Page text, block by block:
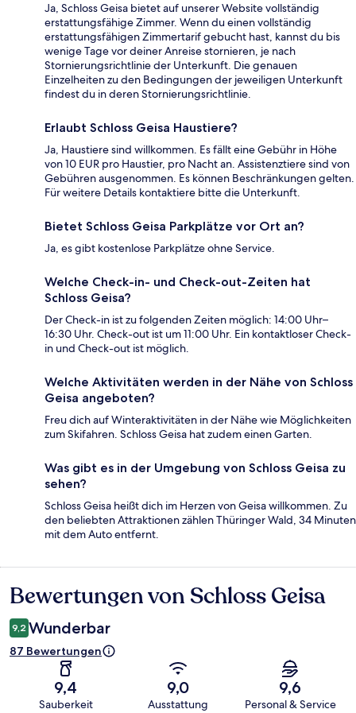
Ja, Schloss Geisa bietet auf unserer Website vollständig
erstattungsfähige Zimmer. Wenn du einen vollständig
erstattungsfähigen Zimmertarif gebucht hast, kannst du bis
wenige Tage vor deiner Anreise stornieren, je nach
Stornierungsrichtlinie der Unterkunft. Die genauen
Einzelheiten zu den Bedingungen der jeweiligen Unterkunft
findest du in deren Stornierungsrichtlinie.
Erlaubt Schloss Geisa Haustiere?
Ja, Haustiere sind willkommen. Es fällt eine Gebühr in Höhe
von 10 EUR pro Haustier, pro Nacht an. Assistenztiere sind von
Gebühren ausgenommen. Es können Beschränkungen gelten.
Für weitere Details kontaktiere bitte die Unterkunft.
Bietet Schloss Geisa Parkplätze vor Ort an?
Ja, es gibt kostenlose Parkplätze ohne Service.
Welche Check-in- und Check-out-Zeiten hat
Schloss Geisa?
Der Check-in ist zu folgenden Zeiten möglich: 14:00 Uhr–
16:30 Uhr. Check-out ist um 11:00 Uhr. Ein kontaktloser Check-
in und Check-out ist möglich.
Welche Aktivitäten werden in der Nähe von Schloss
Geisa angeboten?
Freu dich auf Winteraktivitäten in der Nähe wie Möglichkeiten
zum Skifahren. Schloss Geisa hat zudem einen Garten.
Was gibt es in der Umgebung von Schloss Geisa zu
sehen?
Schloss Geisa heißt dich im Herzen von Geisa willkommen. Zu
den beliebten Attraktionen zählen Thüringer Wald, 34 Minuten
mit dem Auto entfernt.
Bewertungen
Bewertungen von Schloss Geisa
9,2 Wunderbar
87 Bewertungen
9,4
Sauberkeit
9,0
Ausstattung
9,6
Personal & Service